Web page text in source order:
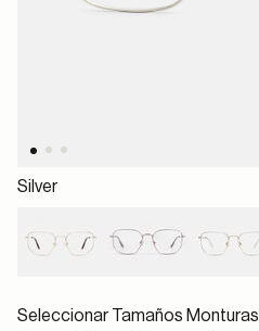
Silver
Seleccionar Tamaños Monturas